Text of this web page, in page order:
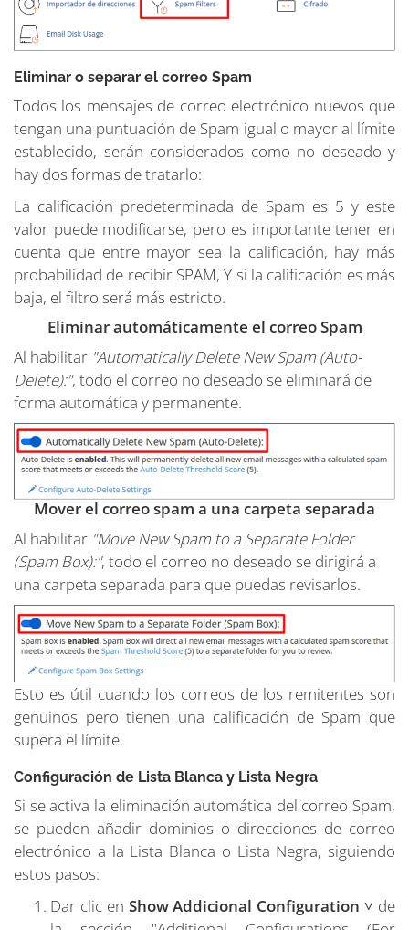
Eliminar o separar el correo Spam
Todos los mensajes de correo electrónico nuevos que
tengan una puntuación de Spam igual o mayor al límite
establecido, serán considerados como no deseado y
hay dos formas de tratarlo:
La calificación predeterminada de Spam es 5 y este
valor puede modificarse, pero es importante tener en
cuenta que entre mayor sea la calificación, hay más
probabilidad de recibir SPAM, Y si la calificación es más
baja, el filtro será más estricto.
Eliminar automáticamente el correo Spam
Al habilitar "Automatically Delete New Spam (Auto-
Delete):", todo el correo no deseado se eliminará de
forma automática y permanente.
Mover el correo spam a una carpeta separada
Al habilitar "Move New Spam to a Separate Folder
(Spam Box):", todo el correo no deseado se dirigirá a
una carpeta separada para que puedas revisarlos.
Esto es útil cuando los correos de los remitentes son
genuinos pero tienen una calificación de Spam que
supera el límite.
Configuración de Lista Blanca y Lista Negra
Si se activa la eliminación automática del correo Spam,
se pueden añadir dominios o direcciones de correo
electrónico a la Lista Blanca o Lista Negra, siguiendo
estos pasos:
Dar clic en Show Addicional Configuration ˅ de